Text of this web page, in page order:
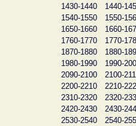
1430-1440
1440-
1540-1550
1550-
1650-1660
1660-
1760-1770
1770-
1870-1880
1880-
1980-1990
1990-
2090-2100
2100-
2200-2210
2210-
2310-2320
2320-
2420-2430
2430-
2530-2540
2540-